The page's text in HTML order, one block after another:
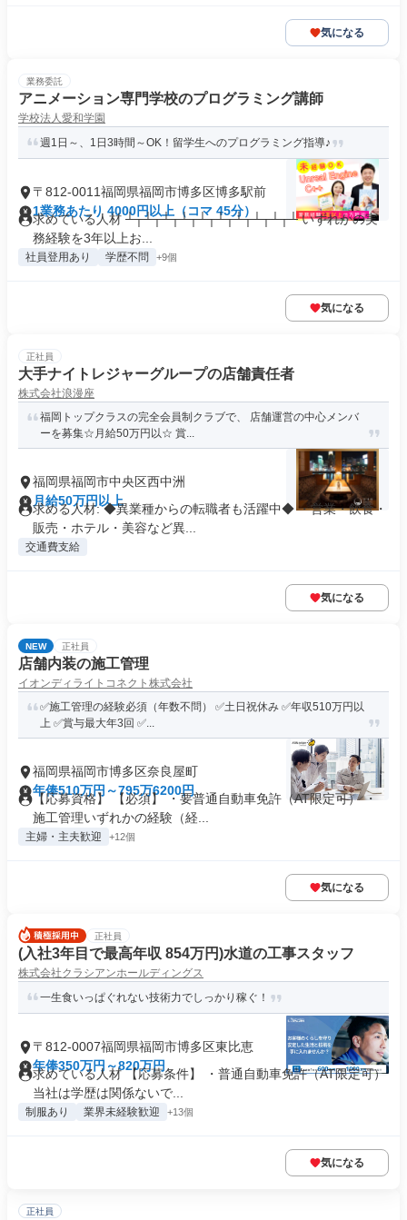
気になる
業務委託
アニメーション専門学校のプログラミング講師
学校法人愛和学園
週1日～、1日3時間～OK！留学生へのプログラミング指導♪
〒812-0011福岡県福岡市博多区博多駅前
1業務あたり 4000円以上（コマ 45分）
求めている人材 ┴┬┴┬┴┬┴┬┴┬┴┬┴┬┴┬┴┬┴ いずれかの実
務経験を3年以上お...
社員登用あり 学歴不問 +9個
気になる
正社員
大手ナイトレジャーグループの店舗責任者
株式会社浪漫座
福岡トップクラスの完全会員制クラブで、 店舗運営の中心メンバ
ーを募集☆月給50万円以☆ 賞...
福岡県福岡市中央区西中洲
月給50万円以上
求める人材: ◆異業種からの転職者も活躍中◆ ・営業・飲食・
販売・ホテル・美容など異...
交通費支給
気になる
NEW 正社員
店舗内装の施工管理
イオンディライトコネクト株式会社
✅施工管理の経験必須（年数不問） ✅土日祝休み ✅年収510万円以
上 ✅賞与最大年3回 ✅...
福岡県福岡市博多区奈良屋町
年俸510万円～795万6200円
【応募資格】 【必須】 ・要普通自動車免許（AT限定可） ・
施工管理いずれかの経験（経...
主婦・主夫歓迎 +12個
気になる
正社員
(入社3年目で最高年収 854万円)水道の工事スタッフ
株式会社クラシアンホールディングス
一生食いっぱぐれない技術力でしっかり稼ぐ！
〒812-0007福岡県福岡市博多区東比恵
年俸350万円～820万円
求めている人材 【応募条件】 ・普通自動車免許（AT限定可）
当社は学歴は関係ないで...
制服あり 業界未経験歓迎 +13個
気になる
正社員